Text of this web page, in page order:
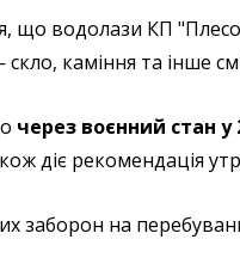
що водолази КП
каміння та інше
через воєнний стан у
діє рекомендація
заборон на